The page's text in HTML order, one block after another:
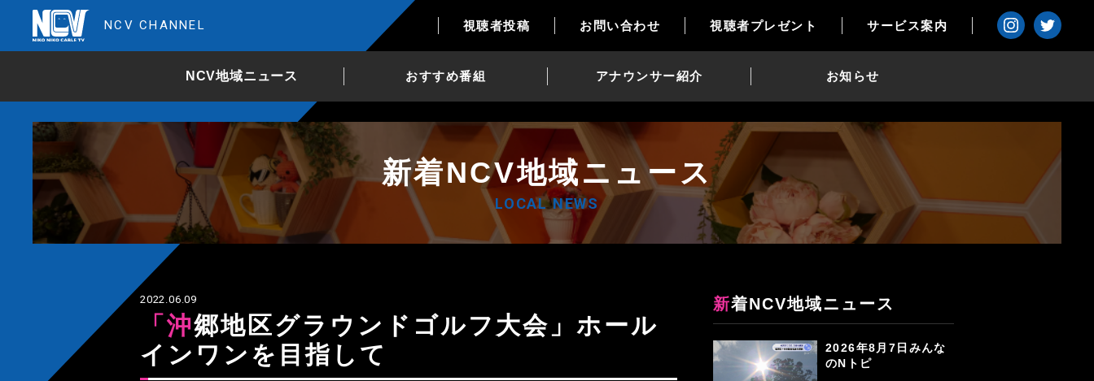
NCV CHANNEL 視聴者投稿 お問い合わせ 視聴者プレゼント サービス案内
NCV地域ニュース おすすめ番組 アナウンサー紹介 お知らせ
新着NCV地域ニュース
LOCAL NEWS
2022.06.09
「沖郷地区グラウンドゴルフ大会」ホール
インワンを目指して
新着NCV地域ニュース
2026年8月7日みんな
のNトピ